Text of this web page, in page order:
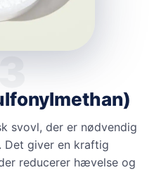
svovl, der er nødvendig
Det giver en kraftig
reducerer hævelse og